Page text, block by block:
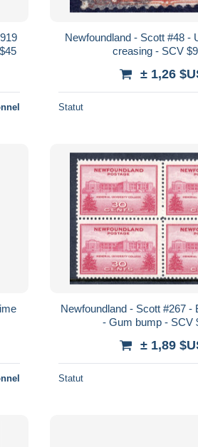
Newfoundland - Scott #48 -
creasing - SCV
± 1,26
Statut
Newfoundland - Scott #267 -
- Gum bump - SCV
± 1,89
Statut